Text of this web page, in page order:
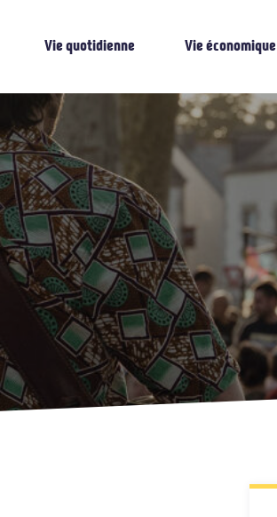
Vie quotidienne Vie économique